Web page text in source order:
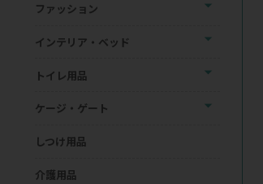
ファッション
インテリア・ベッド
トイレ用品
ケージ・ゲート
しつけ用品
介護用品